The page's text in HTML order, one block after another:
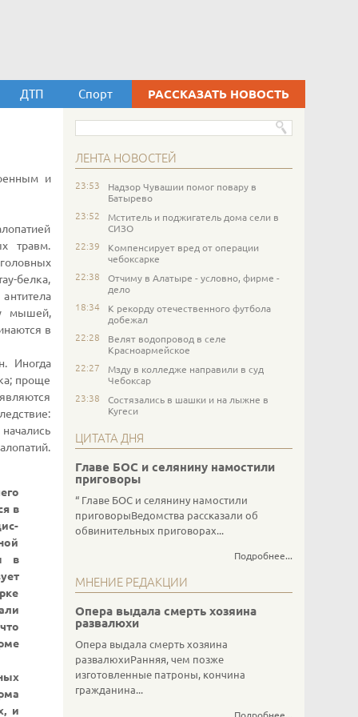
ДТП Спорт РАССКАЗАТЬ НОВОСТЬ
и
травм.
белка,
мышей,
в
Иногда
проще
в
в
и
ЛЕНТА НОВОСТЕЙ
23:53
Надзор Чувашии помог повару в
Батырево
23:52
Мститель и поджигатель дома сели в
СИЗО
22:39
Компенсирует вред от операции
чебоксарке
22:38
Отчиму в Алатыре - условно, фирме -
дело
18:34
К рекорду отечественного футбола
добежал
22:28
Велят водопровод в селе
Красноармейское
22:27
Мзду в колледже направили в суд
Чебоксар
23:38
Состязались в шашки и на лыжне в
Кугеси
ЦИТАТА ДНЯ
Главе БОС и селянину намостили
приговоры
Главе БОС и селянину намостили
приговорыВедомства рассказали об
обвинительных приговорах...
Подробнее...
МНЕНИЕ РЕДАКЦИИ
Опера выдала смерть хозяина
развалюхи
Опера выдала смерть хозяина
развалюхиРанняя, чем позже
изготовленные патроны, кончина
гражданина...